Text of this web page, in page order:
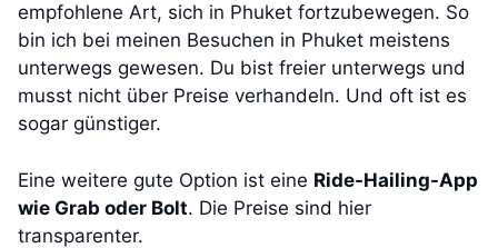
empfohlene Art, sich in Phuket fortzubewegen. So
bin ich bei meinen Besuchen in Phuket meistens
unterwegs gewesen. Du bist freier unterwegs und
musst nicht über Preise verhandeln. Und oft ist es
sogar günstiger.
Eine weitere gute Option ist eine Ride-Hailing-App
wie Grab oder Bolt. Die Preise sind hier
transparenter.